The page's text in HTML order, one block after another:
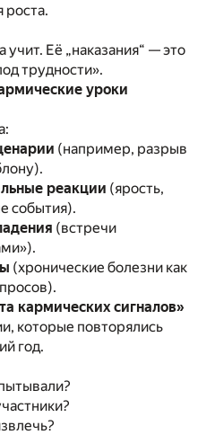
роста.
Её „наказания“ — это
трудности».
уроки
(например, разрыв
реакции (ярость,
события).
(встречи
(хронические болезни как
кармических сигналов»
которые повторялись
год.